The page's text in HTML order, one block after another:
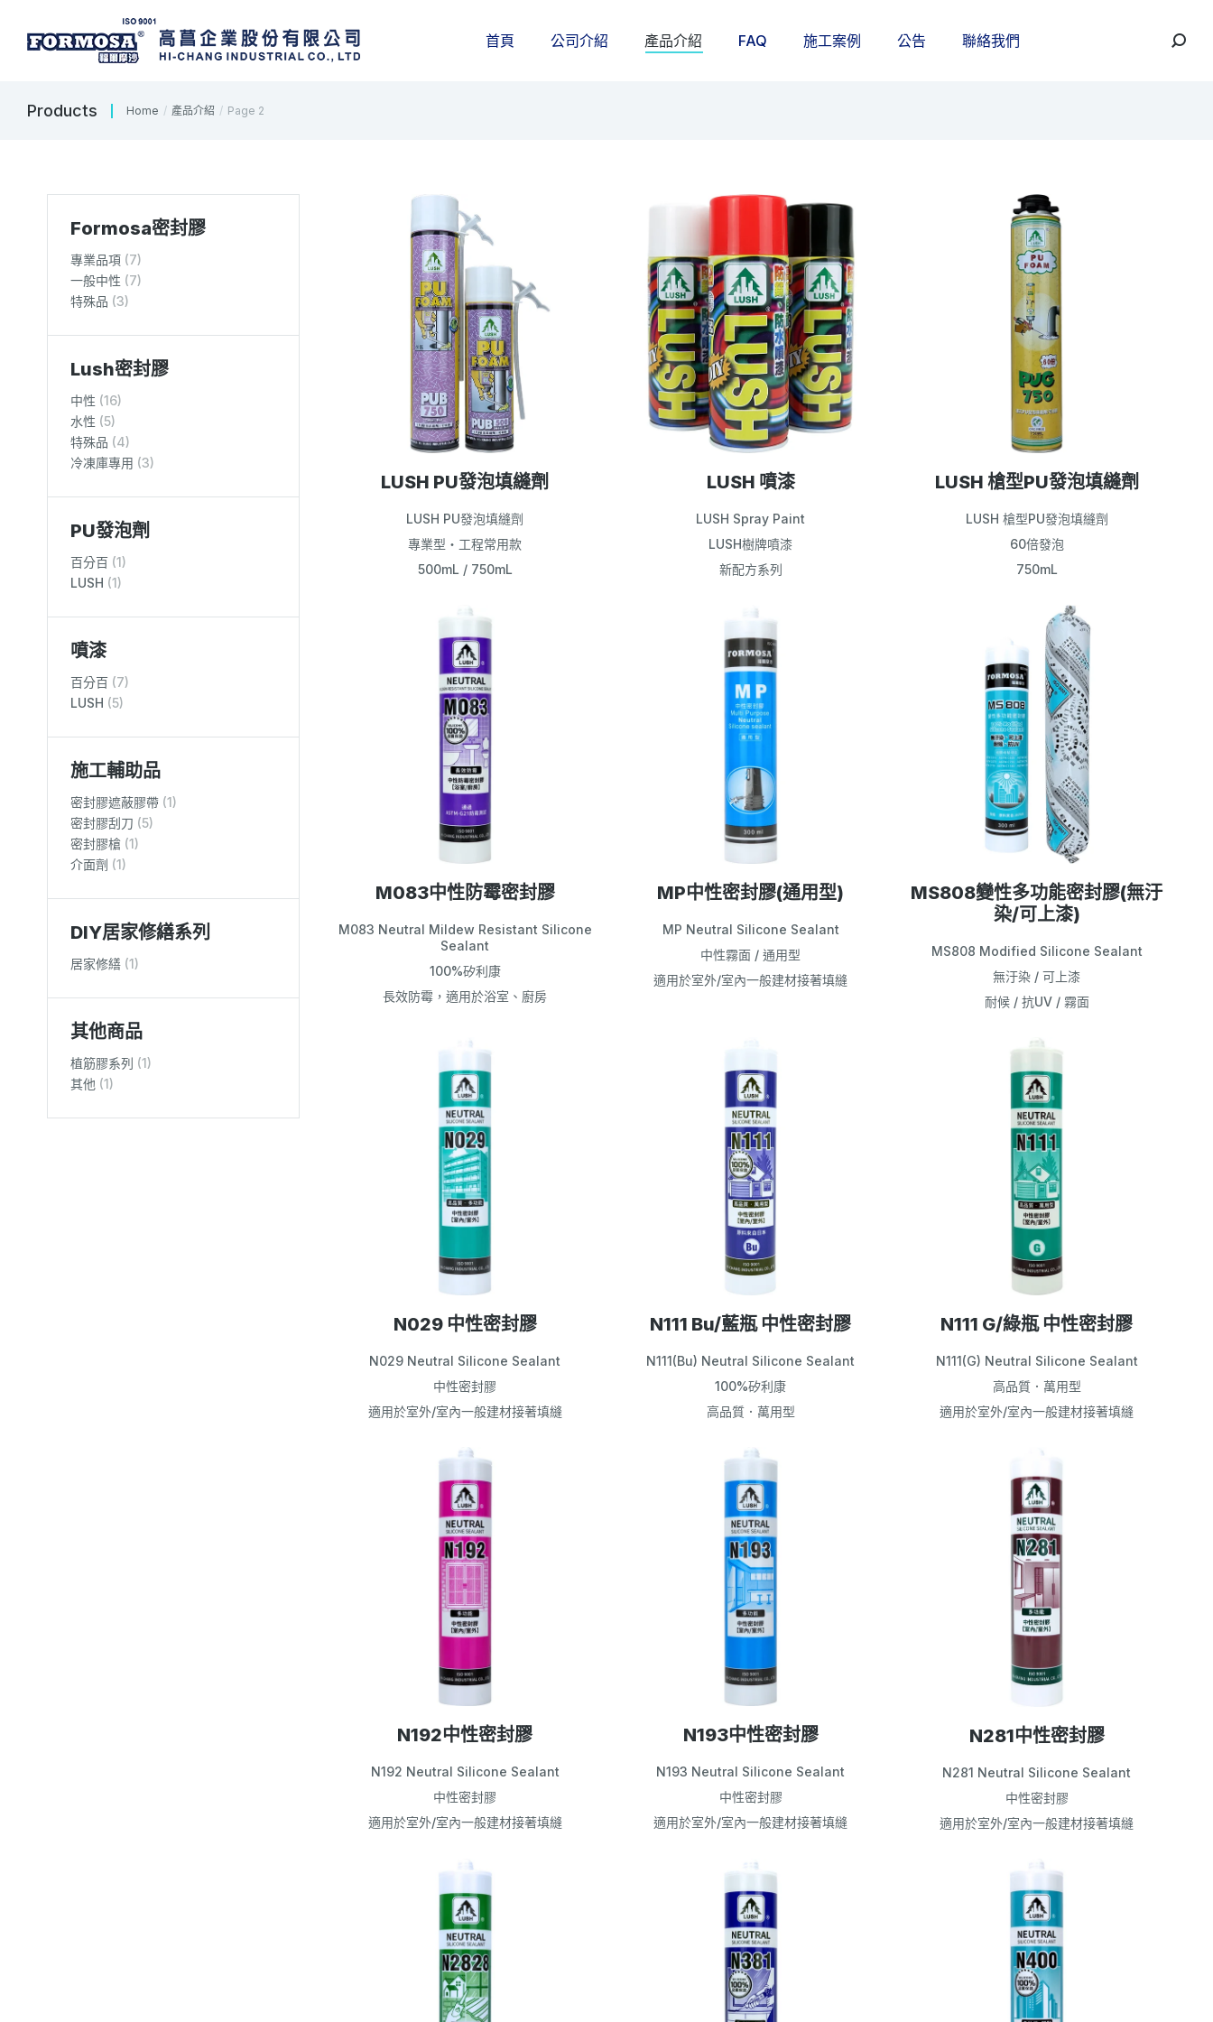
首頁 公司介紹 產品介紹 FAQ 施工案例 公告 聯絡我們
Products You are here:
Home 產品介紹 Page 2
LUSH PU發泡填縫劑
LUSH PU發泡填縫劑
專業型‧工程常用款
500mL / 750mL
LUSH 噴漆
LUSH Spray Paint
LUSH樹牌噴漆
新配方系列
LUSH 槍型PU發泡填縫劑
LUSH 槍型PU發泡填縫劑
60倍發泡
750mL
M083中性防霉密封膠
M083 Neutral Mildew Resistant Silicone
Sealant
100%矽利康
長效防霉，適用於浴室、廚房
MP中性密封膠(通用型)
MP Neutral Silicone Sealant
中性霧面 / 通用型
適用於室外/室內一般建材接著填縫
MS808變性多功能密封膠(無汙
染/可上漆)
MS808 Modified Silicone Sealant
無汙染 / 可上漆
耐候 / 抗UV / 霧面
N029 中性密封膠
N029 Neutral Silicone Sealant
中性密封膠
適用於室外/室內一般建材接著填縫
N111 Bu/藍瓶 中性密封膠
N111(Bu) Neutral Silicone Sealant
100%矽利康
高品質．萬用型
N111 G/綠瓶 中性密封膠
N111(G) Neutral Silicone Sealant
高品質．萬用型
適用於室外/室內一般建材接著填縫
N192中性密封膠
N192 Neutral Silicone Sealant
中性密封膠
適用於室外/室內一般建材接著填縫
N193中性密封膠
N193 Neutral Silicone Sealant
中性密封膠
適用於室外/室內一般建材接著填縫
N281中性密封膠
N281 Neutral Silicone Sealant
中性密封膠
適用於室外/室內一般建材接著填縫
Formosa密封膠
專業品項 (7)
一般中性 (7)
特殊品 (3)
Lush密封膠
中性 (16)
水性 (5)
特殊品 (4)
冷凍庫專用 (3)
PU發泡劑
百分百 (1)
LUSH (1)
噴漆
百分百 (7)
LUSH (5)
施工輔助品
密封膠遮蔽膠帶 (1)
密封膠刮刀 (5)
密封膠槍 (1)
介面劑 (1)
DIY居家修繕系列
居家修繕 (1)
其他商品
植筋膠系列 (1)
其他 (1)